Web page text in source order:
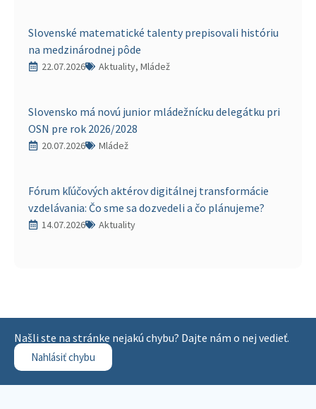
Slovenské matematické talenty prepisovali históriu
na medzinárodnej pôde
22.07.2026 Aktuality, Mládež
Slovensko má novú junior mládežnícku delegátku pri
OSN pre rok 2026/2028
20.07.2026 Mládež
Fórum kľúčových aktérov digitálnej transformácie
vzdelávania: Čo sme sa dozvedeli a čo plánujeme?
14.07.2026 Aktuality
Našli ste na stránke nejakú chybu? Dajte nám o nej vedieť.
Nahlásiť chybu